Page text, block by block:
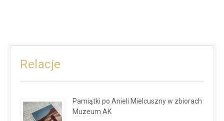
Relacje
Pamiątki po Anieli Mielcuszny w zbiorach
Muzeum AK